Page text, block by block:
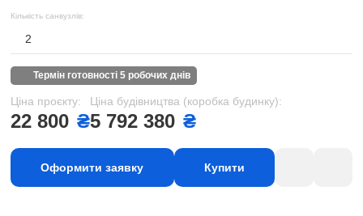
Кількість санвузлів:
2
термін готовності 5 робочих днів
Ціна проєкту:
22 800 ₴
Ціна будівництва (коробка будинку):
5 792 380 ₴
Оформити заявку Купити